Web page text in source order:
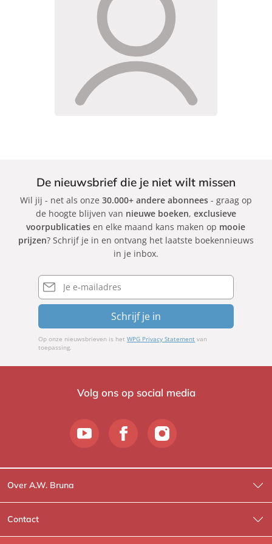
De nieuwsbrief die je niet wilt missen
Wil jij - net als onze 30.000+ andere abonnees- graag op
de hoogte blijven van nieuwe boeken, exclusieve
voorpublicaties en elke maand kans maken op mooie
prijzen? Schrijf je in en ontvang het laatste boekennieuws
in je inbox.
E-
mailadres
Schrijf je in
Op onze nieuwsbrieven is hetWPG Privacy Statement van
toepassing.
Volg ons op social media
Over A.W. Bruna
Wat wij doen
Wie is Wie?
Contact
Contactinformatie